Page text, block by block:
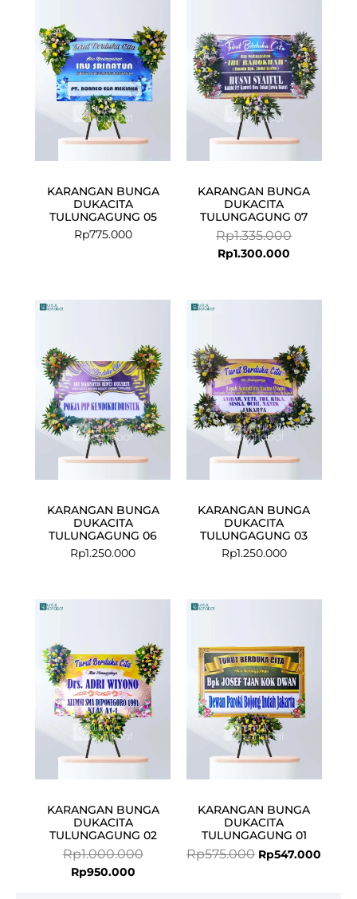
KARANGAN BUNGA
DUKACITA
TULUNGAGUNG 05
Rp775.000
KARANGAN BUNGA
DUKACITA
TULUNGAGUNG 07
Rp1.335.000
Rp1.300.000
KARANGAN BUNGA
DUKACITA
TULUNGAGUNG 06
Rp1.250.000
KARANGAN BUNGA
DUKACITA
TULUNGAGUNG 03
Rp1.250.000
KARANGAN BUNGA
DUKACITA
TULUNGAGUNG 02
Rp1.000.000
was:
Rp1.000.000.
Rp950.000
Rp950.000.
KARANGAN BUNGA
DUKACITA
TULUNGAGUNG 01
Rp575.000
Rp575.000.
Rp547.000